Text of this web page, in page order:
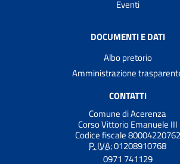
Eventi
DOCUMENTI E DATI
Albo pretorio
Amministrazione
CONTATTI
Comune di Acerenza
Corso Vittorio Emanuele III
Codice fiscale 80004220762
P. IVA:01208910768
0971 741129